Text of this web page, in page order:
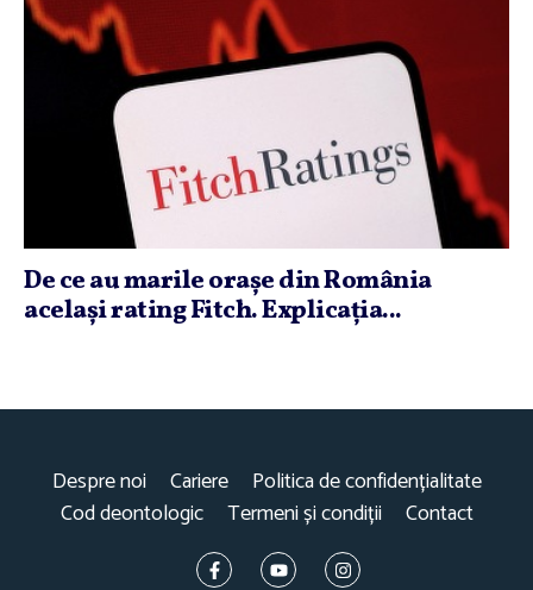
De ce au marile oraşe din România
acelaşi rating Fitch. Explicaţia...
Despre noi Cariere
Politica de confidențialitate
Cod deontologic
Termeni și condiții Contact